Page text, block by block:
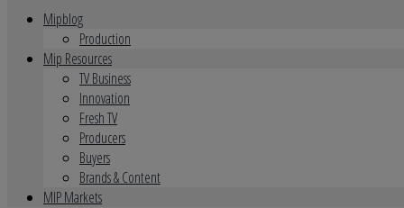
Mipblog
Production
Mip Resources
TV Business
Innovation
Fresh TV
Producers
Buyers
Brands & Content
MIP Markets